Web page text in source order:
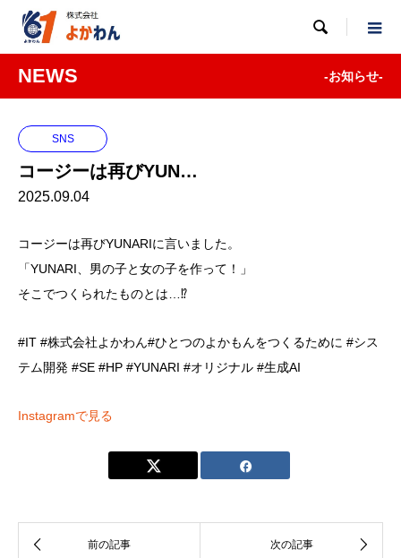

NEWS -お知らせ-
SNS
コージーは再びYUN…
2025.09.04
コージーは再びYUNARIに言いました。
「YUNARI、男の子と女の子を作って！」
そこでつくられたものとは…⁉︎
#IT #株式会社よかわん#ひとつのよかもんをつくるために #シス
テム開発 #SE #HP #YUNARI #オリジナル #生成AI
Instagramで見る